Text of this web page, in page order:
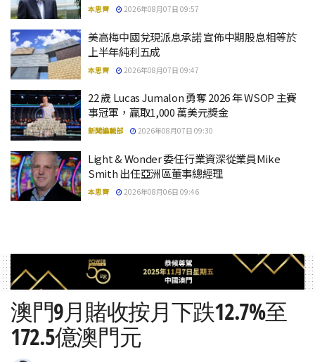
本思齊 2026年08月07日 09:57
美高梅中國兌現派息承諾 宣佈中期股息相等於
上半年純利五成
本思齊 2026年08月07日 09:47
22 歲 Lucas Jumalon 勇奪 2026 年 WSOP 主賽
事冠軍，贏取1,000 萬美元獎金
新聞編輯部 2026年08月07日 09:30
Light & Wonder 委任行業資深從業員Mike
Smith 出任亞洲區董事總經理
本思齊 2026年08月06日 09:46
澳門9月賭收按月下跌12.7%至
172.5億澳門元